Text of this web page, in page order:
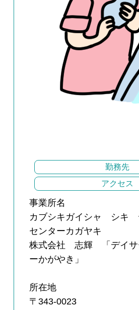
勤務先
アクセス
事業所名
カブシキガイシャ シキ
センターカガヤキ
株式会社 志輝 「デイサ
ーかがやき」
所在地
〒343-0023